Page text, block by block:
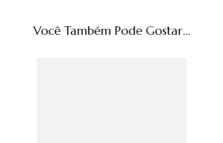
Você Também Pode Gostar...